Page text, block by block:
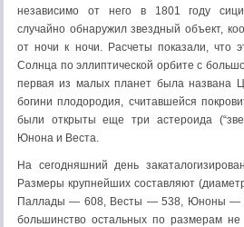
независимо от него в 1801 году
случайно обнаружил звездный объект,
от ночи к ночи. Расчеты показали, что
Солнца по эллиптической орбите с
первая из малых планет была названа
богини плодородия, считавшейся
были открыты еще три астероида
Юнона и Веста.
На сегодняшний день
Размеры крупнейших составляют
Паллады — 608, Весты — 538, Юноны —
большинство остальных по размерам